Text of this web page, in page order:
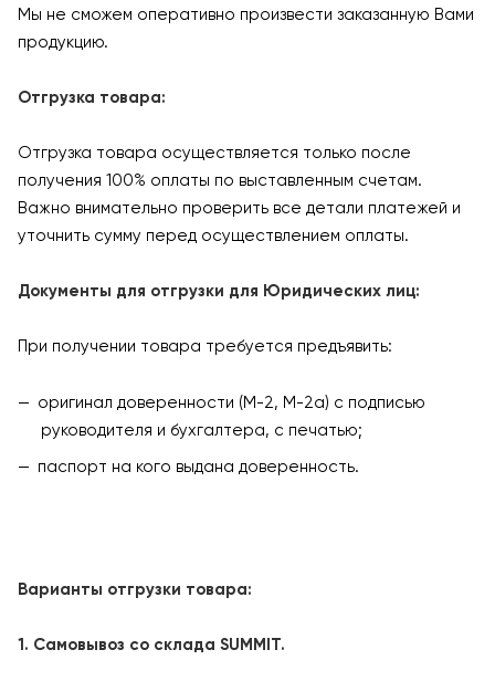
Мы не сможем оперативно произвести заказанную Вами
продукцию.
Отгрузка товара:
Отгрузка товара осуществляется только после
получения 100% оплаты по выставленным счетам.
Важно внимательно проверить все детали платежей и
уточнить сумму перед осуществлением оплаты.
Документы для отгрузки для Юридических лиц:
При получении товара требуется предъявить:
оригинал доверенности (М-2, М-2а) с подписью
руководителя и бухгалтера, с печатью;
паспорт на кого выдана доверенность.
Варианты отгрузки товара:
1. Самовывоз со склада SUMMIT.